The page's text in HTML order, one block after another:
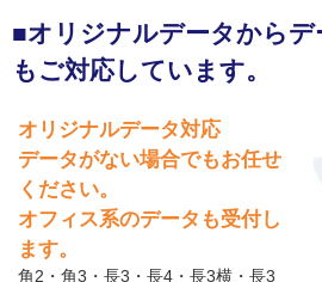
■オリジナルデータから
もご対応しています。
オリジナルデータ対応
データがない場合でもお任せ
ください。
オフィス系のデータも受付し
ます。
角2・角3・長3・長4・長3横・長3